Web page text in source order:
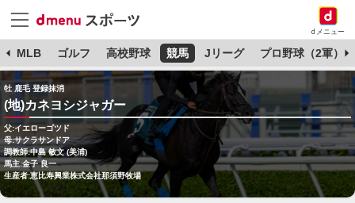
dメニュー
MLB ゴルフ 高校野球 競馬 Jリーグ プロ野球（2軍）
牡 鹿毛 登録抹消
(地)カネヨシジャガー
父:イエローゴツド
母:サクラサンドア
調教師:中島 敏文 (美浦)
馬主:金子 良一
生産者:恵比寿興業株式会社那須野牧場